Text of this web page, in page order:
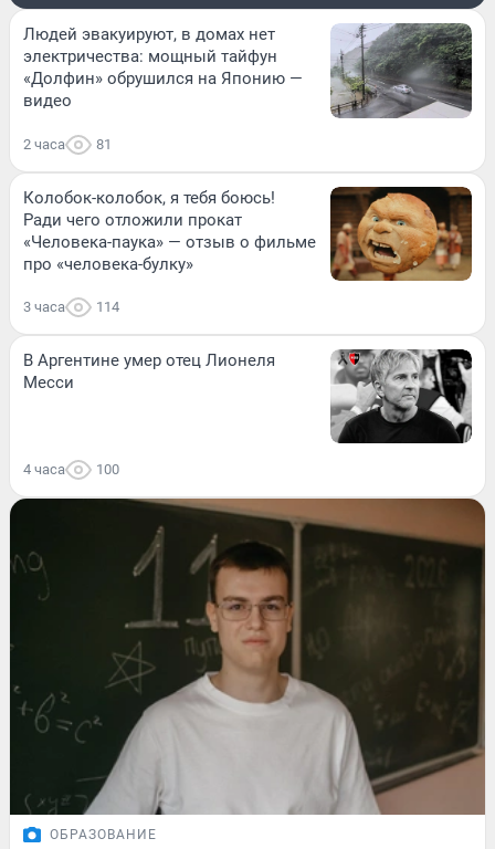
Людей эвакуируют, в домах нет
электричества: мощный тайфун
«Долфин» обрушился на Японию —
видео
2 часа 81
Колобок-колобок, я тебя боюсь!
Ради чего отложили прокат
«Человека-паука» — отзыв о фильме
про «человека-булку»
3 часа 114
В Аргентине умер отец Лионеля
Месси
4 часа 100
ОБРАЗОВАНИЕ